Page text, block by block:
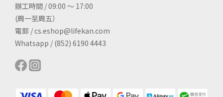
辦工時間 / 09:00 ～ 17:00
(周一至周五）
電郵 / cs.eshop@lifekan.com
Whatsapp / (852) 6190 4443